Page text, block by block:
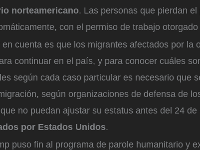
norteamericano. Las personas que pierdan el
con el permiso de trabajo
cuenta es que los migrantes afectados por la
continuar en el país, y para conocer cuáles
según cada caso particular es necesario que
según organizaciones de defensa de
no puedan ajustar su estatus antes del 24 de
por Estados Unidos.
puso fin al programa de parole humanitario y